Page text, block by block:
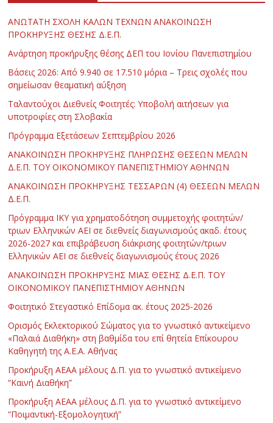
ΑΝΩΤΑΤΗ ΣΧΟΛΗ ΚΑΛΩΝ ΤΕΧΝΩΝ ΑΝΑΚΟΙΝΩΣΗ
ΠΡΟΚΗΡΥΞΗΣ ΘΕΣΗΣ Δ.Ε.Π.
Ανάρτηση προκήρυξης θέσης ΔΕΠ του Ιονίου Πανεπιστημίου
Βάσεις 2026: Από 9.940 σε 17.510 μόρια – Τρεις σχολές που
σημείωσαν θεαματική αύξηση
Ταλαντούχοι Διεθνείς Φοιτητές: Υποβολή αιτήσεων για
υποτροφίες στη Σλοβακία
Πρόγραμμα Εξετάσεων Σεπτεμβρίου 2026
ΑΝΑΚΟΙΝΩΣΗ ΠΡΟΚΗΡΥΞΗΣ ΠΛΗΡΩΣΗΣ ΘΕΣΕΩΝ ΜΕΛΩΝ
Δ.Ε.Π. ΤΟΥ ΟΙΚΟΝΟΜΙΚΟΥ ΠΑΝΕΠΙΣΤΗΜΙΟΥ ΑΘΗΝΩΝ
ΑΝΑΚΟΙΝΩΣΗ ΠΡΟΚΗΡΥΞΗΣ ΤΕΣΣΑΡΩΝ (4) ΘΕΣΕΩΝ ΜΕΛΩΝ
Δ.Ε.Π.
Πρόγραμμα ΙΚΥ για χρηματοδότηση συμμετοχής φοιτητών/
τριων Ελληνικών ΑΕΙ σε διεθνείς διαγωνισμούς ακαδ. έτους
2026-2027 και επιβράβευση διάκρισης φοιτητών/τριων
Ελληνικών ΑΕΙ σε διεθνείς διαγωνισμούς έτους 2026
ΑΝΑΚΟΙΝΩΣΗ ΠΡΟΚΗΡΥΞΗΣ ΜΙΑΣ ΘΕΣΗΣ Δ.Ε.Π. ΤΟΥ
ΟΙΚΟΝΟΜΙΚΟΥ ΠΑΝΕΠΙΣΤΗΜΙΟΥ ΑΘΗΝΩΝ
Φοιτητικό Στεγαστικό Επίδομα ακ. έτους 2025-2026
Ορισμός Εκλεκτορικού Σώματος για το γνωστικό αντικείμενο
«Παλαιά Διαθήκη» στη βαθμίδα του επί θητεία Επίκουρου
Καθηγητή της Α.Ε.Α. Αθήνας
Προκήρυξη ΑΕΑΑ μέλους Δ.Π. για το γνωστικό αντικείμενο
“Καινή Διαθήκη”
Προκήρυξη ΑΕΑΑ μέλους Δ.Π. για το γνωστικό αντικείμενο
“Ποιμαντική-Εξομολογητική”